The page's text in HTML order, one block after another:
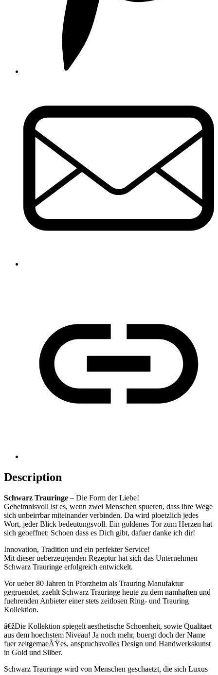
Description
Schwarz Trauringe – Die Form der Liebe!
Geheimnisvoll ist es, wenn zwei Menschen spueren, dass ihre Wege
sich unbeirrbar miteinander verbinden. Da wird ploetzlich jedes
Wort, jeder Blick bedeutungsvoll. Ein goldenes Tor zum Herzen hat
sich geoeffnet: Schoen dass es Dich gibt, dafuer danke ich dir!
Innovation, Tradition und ein perfekter Service!
Mit dieser ueberzeugenden Rezeptur hat sich das Unternehmen
Schwarz Trauringe erfolgreich entwickelt.
Vor ueber 80 Jahren in Pforzheim als Trauring Manufaktur
gegruendet, zaehlt Schwarz Trauringe heute zu dem namhaften und
fuehrenden Anbieter einer stets zeitlosen Ring- und Trauring
Kollektion.
â€žDie Kollektion spiegelt aesthetische Schoenheit, sowie Qualitaet
aus dem hoechstem Niveau! Ja noch mehr, buergt doch der Name
fuer zeitgemaeÃŸes, anspruchsvolles Design und Handwerkskunst
in Gold und Silber.
Schwarz Trauringe wird von Menschen geschaetzt, die sich Luxus